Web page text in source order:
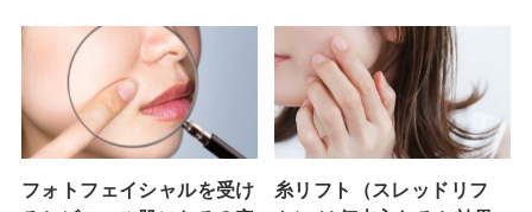
フォトフェイシャルを受け
糸リフト（スレッドリフ